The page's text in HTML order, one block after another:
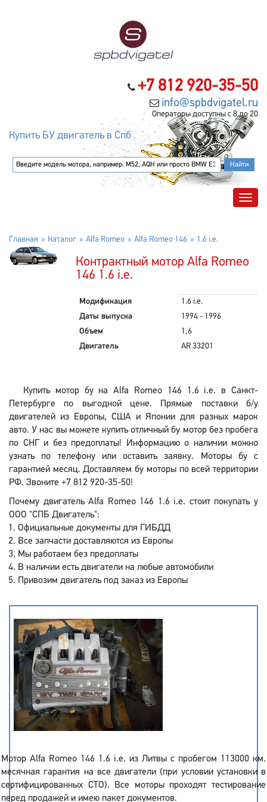
+7 812 920-35-50
info@spbdvigatel.ru
Операторы доступны с 8 до 20
Купить БУ двигатель в Спб
Главная Каталог Alfa Romeo Alfa Romeo 146 1.6 i.e.
Контрактный мотор Alfa Romeo
146 1.6 i.e.
Модификация
1.6 i.e.
Даты выпуска
1994 - 1996
Объем
1,6
Двигатель
AR 33201
Купить мотор бу на Alfa Romeo 146 1.6 i.e. в Санкт-
Петербурге по выгодной цене. Прямые поставки б/у
двигателей из Европы, США и Японии для разных марок
авто. У нас вы можете купить отличный бу мотор без пробега
по СНГ и без предоплаты! Информацию о наличии можно
узнать по телефону или оставить заявку. Моторы бу с
гарантией месяц. Доставляем бу моторы по всей территории
РФ. Звоните +7 812 920-35-50!
Почему двигатель Alfa Romeo 146 1.6 i.e. стоит покупать у
ООО "СПБ Двигатель":
Официальные документы для ГИБДД
Все запчасти доставляются из Европы
Мы работаем без предоплаты
В наличии есть двигатели на любые автомобили
Привозим двигатель под заказ из Европы
Мотор Alfa Romeo 146 1.6 i.e. из Литвы с пробегом 113000 км.
месячная гарантия на все двигатели (при условии установки в
сертифицированных СТО). Все моторы проходят тестирование
перед продажей и имею пакет документов.